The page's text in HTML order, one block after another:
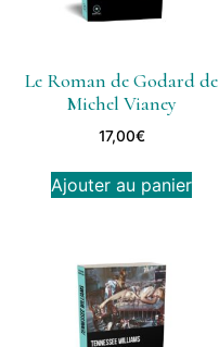
Le Roman de Godard de
Michel Vianey
17,00€
Ajouter au panier